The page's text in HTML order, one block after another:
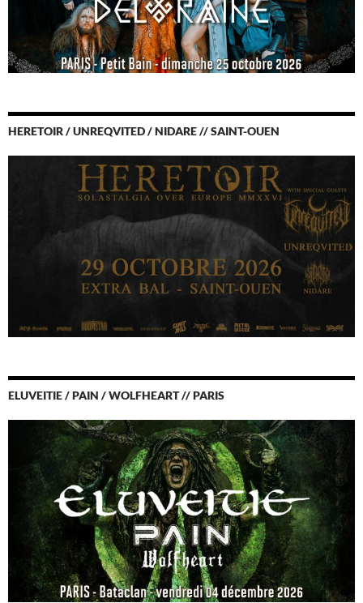
HERETOIR / UNREQVITED / NIDARE // SAINT-OUEN
ELUVEITIE / PAIN / WOLFHEART // PARIS